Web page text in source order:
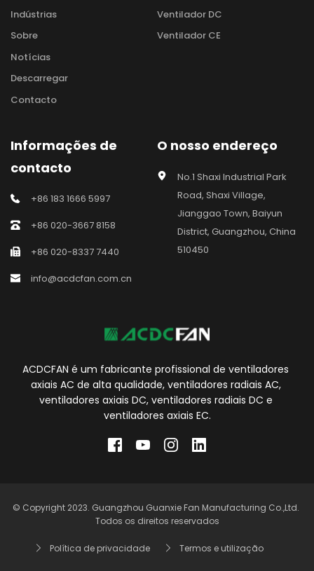
Indústrias
Sobre
Notícias
Descarregar
Contacto
Ventilador DC
Ventilador CE
Informações de
contacto
+86 183 1666 5997
+86 020-3667 8158
+86 020-8337 7440
info@acdcfan.com.cn
O nosso endereço
No.1 Shaxi Industrial Park
Road, Shaxi Village,
Jianggao Town, Baiyun
District, Guangzhou, China
510450
ACDCFAN é um fabricante profissional de ventiladores
axiais AC de alta qualidade, ventiladores radiais AC,
ventiladores axiais DC, ventiladores radiais DC e
ventiladores axiais EC.
© Copyright 2023. Guangzhou Guanxie Fan Manufacturing Co.,Ltd.
Todos os direitos reservados
Política de privacidade Termos e utilização